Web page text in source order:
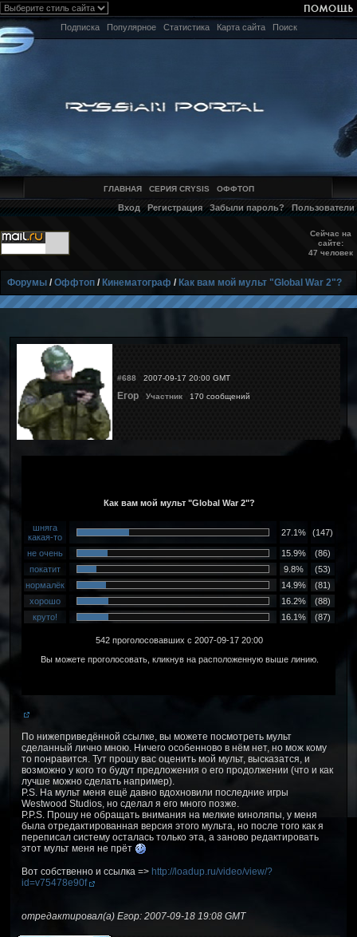
Подписка Популярное Статистика Карта сайта Поиск
ГЛАВНАЯ СЕРИЯ CRYSIS ОФФТОП
Вход Регистрация Забыли пароль? Пользователи
Сейчас на
сайте:
47 человек
Форумы /Оффтоп / Кинематограф / Как вам мой мульт "Global War 2"?
#688 2007-09-17 20:00 GMT
Егор Участник 170 сообщений
По нижеприведённой ссылке, вы можете посмотреть мульт
сделанный лично мною. Ничего особенново в нём нет, но мож кому
то понравится. Тут прошу вас оценить мой мульт, высказатся, и
возможно у кого то будут предложения о его продолжении (что и как
лучше можно сделать например).
P.S. На мульт меня ещё давно вдохновили последние игры
Westwood Studios, но сделал я его много позже.
P.P.S. Прошу не обращать внимания на мелкие киноляпы, у меня
была отредактированная версия этого мульта, но после того как я
переписал систему осталась только эта, а заново редактировать
этот мульт меня не прёт
Вот собственно и ссылка => http://loadup.ru/video/view/?
id=v75478e90f
отредактировал(а) Егор: 2007-09-18 19:08 GMT